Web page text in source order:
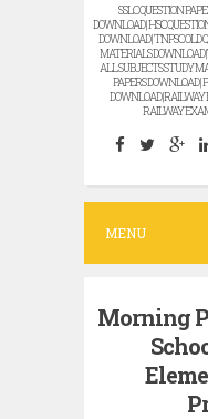
SSLC QUESTION
DOWNLOAD | HSC
DOWNLOAD | TNPSC OLD
MATERIALS DOWNLOAD
ALL SUBJECTS STUDY
PAPERS DOWNLOAD |
DOWNLOAD |RAILWAY
RAILWAY
MENU
Morning